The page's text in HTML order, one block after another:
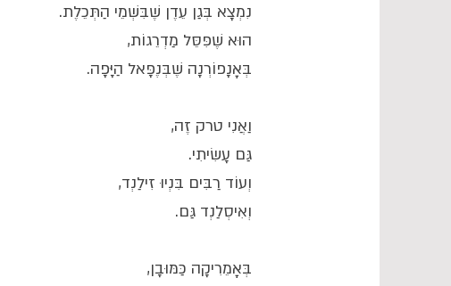
נִמְצָא בְּגַן עֵדֶן שֶׁבִּשְׁמֵי הַתְּכֵלֶת.
הוּא שֶׁפִּסֵּל מַדְרֵגוֹת,
בְּאָנָפוֹרְנָה שֶׁבְּנֶפָּאל הַיָּפָה.
וַאֲנִי טרק זֶה,
גַּם עָשִׂיתִי.
וְעוֹד רַבִּים בִּנְיוּ זִילַנְד,
וְאִיסְלַנְד גַּם.
בְּאָמֵרִיקָה כַּמּוּבָן,